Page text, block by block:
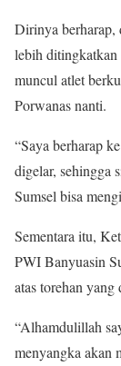
Dirinya berharap,
lebih ditingkatkan
muncul atlet
Porwanas nanti.
“Saya berharap
digelar, sehingga
Sumsel bisa
Sementara itu,
PWI Banyuasin
atas torehan
“Alhamdulillah
menyangka akan